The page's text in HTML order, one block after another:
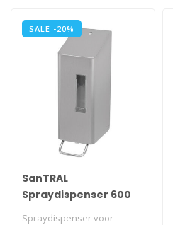
SALE -20%
SanTRAL
Spraydispenser 600
Spraydispenser voor